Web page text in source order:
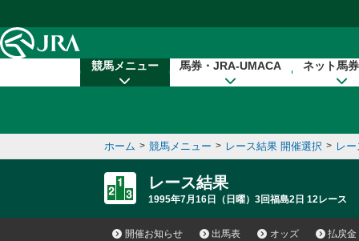
競馬メニュー 馬券・JRA-UMACA ネット馬
ホーム > 競馬メニュー > レース結果 開催選択 > レ
レース結果
1995年7月16日（日曜）3回福島2日 12レース
開催お知らせ 出馬表 オッズ 払戻金